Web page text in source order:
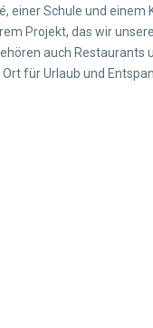
einer Schule und
Projekt, das wir
auch Restaurants
für Urlaub und